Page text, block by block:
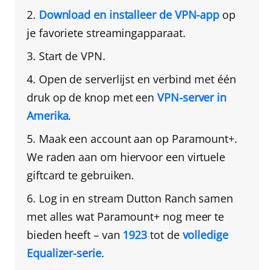
Download en installeer de VPN-app op
je favoriete streamingapparaat.
Start de VPN.
Open de serverlijst en verbind met één
druk op de knop met eenVPN-server in
Amerika.
Maak een account aan op Paramount+.
We raden aan om hiervoor een virtuele
giftcard te gebruiken.
Log in en stream Dutton Ranch samen
met alles wat Paramount+ nog meer te
bieden heeft – van 1923 tot de volledige
Equalizer-serie.